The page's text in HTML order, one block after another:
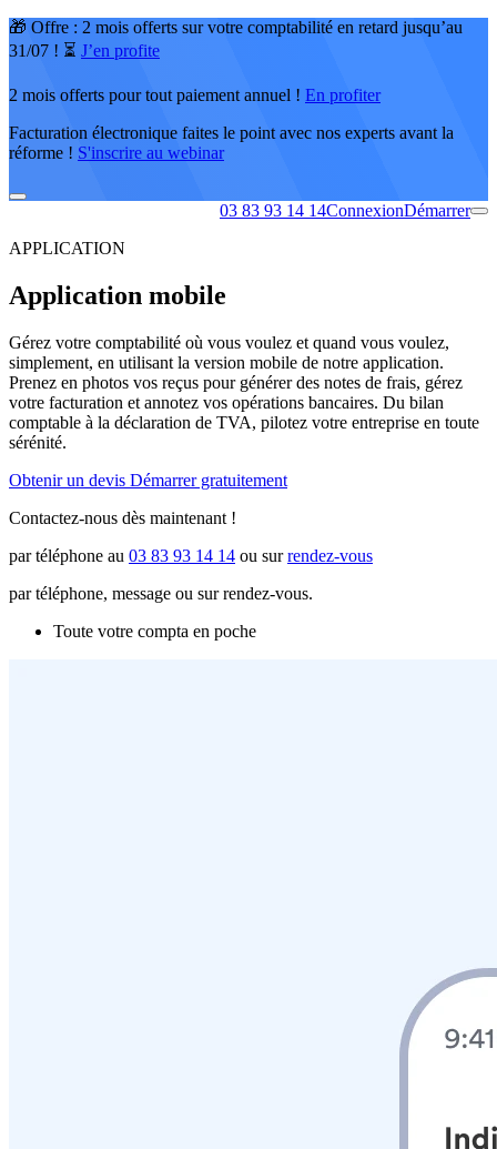
🎁 Offre : 2 mois offerts sur votre comptabilité en retard jusqu’au
31/07 ! ⏳ J’en profite
2 mois offerts pour tout paiement annuel ! En profiter
Facturation électronique faites le point avec nos experts avant la
réforme ! S'inscrire au webinar
03 83 93 14 14ConnexionDémarrer
APPLICATION
Application mobile
Gérez votre comptabilité où vous voulez et quand vous voulez,
simplement, en utilisant la version mobile de notre application.
Prenez en photos vos reçus pour générer des notes de frais, gérez
votre facturation et annotez vos opérations bancaires. Du bilan
comptable à la déclaration de TVA, pilotez votre entreprise en toute
sérénité.
Obtenir un devis Démarrer gratuitement
Contactez-nous dès maintenant !
par téléphone au 03 83 93 14 14 ou surrendez-vous
par téléphone, message ou sur rendez-vous.
Toute votre compta en poche